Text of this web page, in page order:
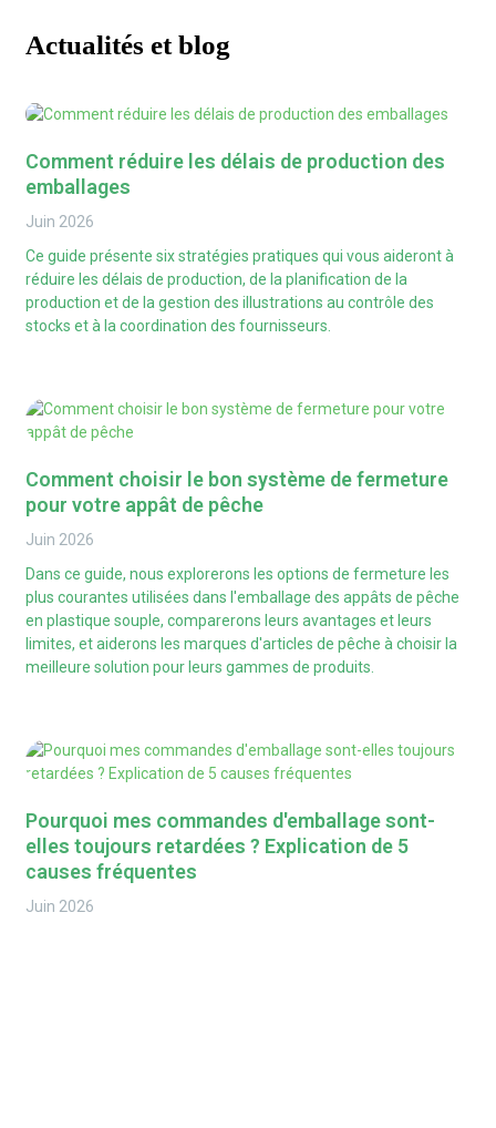
Actualités et blog
Comment réduire les délais de production des
emballages
Juin 2026
Ce guide présente six stratégies pratiques qui vous aideront à
réduire les délais de production, de la planification de la
production et de la gestion des illustrations au contrôle des
stocks et à la coordination des fournisseurs.
Comment choisir le bon système de fermeture
pour votre appât de pêche
Juin 2026
Dans ce guide, nous explorerons les options de fermeture les
plus courantes utilisées dans l'emballage des appâts de pêche
en plastique souple, comparerons leurs avantages et leurs
limites, et aiderons les marques d'articles de pêche à choisir la
meilleure solution pour leurs gammes de produits.
Pourquoi mes commandes d'emballage sont-
elles toujours retardées ? Explication de 5
causes fréquentes
Juin 2026